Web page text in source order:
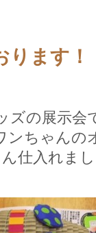
ります！
ズの展示会
ンちゃんの
仕入れま